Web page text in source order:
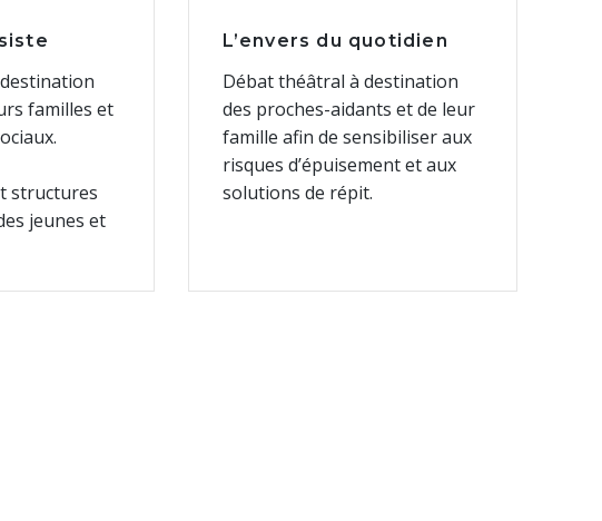
familles et
structures
jeunes et
L’envers du quotidien
Débat théâtral à destination
des proches-aidants et de leur
famille afin de sensibiliser aux
risques d’épuisement et aux
solutions de répit.